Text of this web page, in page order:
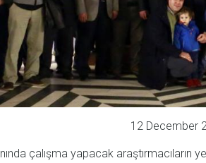
12 December
çalışma yapacak